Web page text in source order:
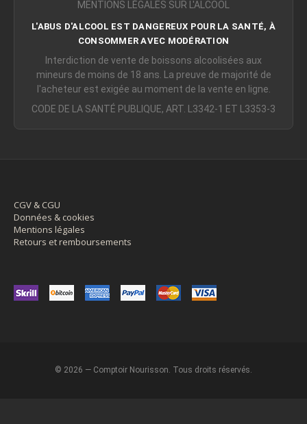
MENTIONS LÉGALES SUR L'ALCOOL
L'ABUS D'ALCOOL EST DANGEREUX POUR LA SANTÉ, À
CONSOMMER AVEC MODÉRATION
Interdiction de vente de boissons alcoolisées aux
mineurs de moins de 18 ans. La preuve de majorité de
l'acheteur est exigée au moment de la vente en ligne.
CODE DE LA SANTÉ PUBLIQUE, ART. L3342-1 ET L3353-3
CGV & CGU
Données & cookies
Mentions légales
Retours et remboursements
© 2026 — Comptoir Nourisson. Tous droits réservés.